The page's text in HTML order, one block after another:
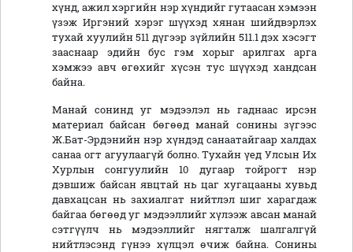
хүнд, ажил хэргийн нэр хүндийг гутаасан хэмээн
үзэж Иргэний хэрэг шүүхэд хянан шийдвэрлэх
тухай хуулийн 511 дүгээр зүйлийн 511.1 дэх хэсэгт
зааснаар эдийн бус гэм хорыг арилгах арга
хэмжээ авч өгөхийг хүсэн тус шүүхэд хандсан
байна.
Манай сонинд уг мэдээлэл нь гаднаас ирсэн
материал байсан бөгөөд манай сонины зүгээс
Ж.Бат-Эрдэнийн нэр хүндэд санаатайгаар халдах
санаа огт агуулаагүй болно. Тухайн үед Улсын Их
Хурлын сонгуулийн 10 дугаар тойрогт нэр
дэвшиж байсан явцтай нь цаг хугацааны хувьд
давхацсан нь захиалгат нийтлэл шиг харагдаж
байгаа бөгөөд уг мэдээллийг хүлээж авсан манай
сэтгүүлч нь мэдээллийг нягталж шалгалгүй
нийтлэсэнд гүнээ хүлцэл өчиж байна. Сонины